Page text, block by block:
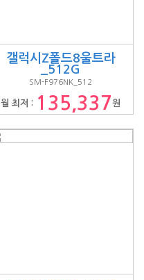
갤럭시Z폴드8울트라
_512G
SM-F976NK_512
월 최저 : 135,337원